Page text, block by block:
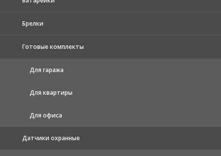
Брелки
Готовые комплекты
Для гаража
Для квартиры
Для офиса
Датчики охранные